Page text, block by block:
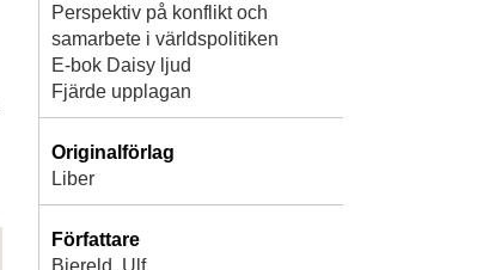
Perspektiv på konflikt och
samarbete i världspolitiken
E-bok Daisy ljud
Fjärde upplagan
Originalförlag
Liber
Författare
Bjereld, Ulf